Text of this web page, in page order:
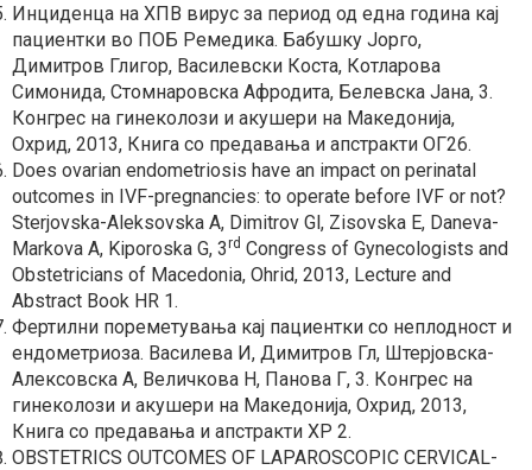
Инциденца на ХПВ вирус за период од една година кај
пациентки во ПОБ Ремедика. Бабушку Јорго,
Димитров Глигор, Василевски Коста, Котларова
Симонида, Стомнаровска Афродита, Белевска Јана, 3.
Конгрес на гинеколози и акушери на Македонија,
Охрид, 2013, Книга со предавања и апстракти ОГ26.
Does ovarian endometriosis have an impact on perinatal
outcomes in IVF-pregnancies: to operate before IVF or not?
Sterjovska-Aleksovska A, Dimitrov Gl, Zisovska E, Daneva-
Markova A, Kiporoska G, 3rd Congress of Gynecologists and
Obstetricians of Macedonia, Ohrid, 2013, Lecture and
Abstract Book HR 1.
Фертилни пореметувања кај пациентки со неплодност и
ендометриоза. Василева И, Димитров Гл, Штерјовска-
Алексовска А, Величкова Н, Панова Г, 3. Конгрес на
гинеколози и акушери на Македонија, Охрид, 2013,
Книга со предавања и апстракти ХР 2.
OBSTETRICS OUTCOMES OF LAPAROSCOPIC CERVICAL-